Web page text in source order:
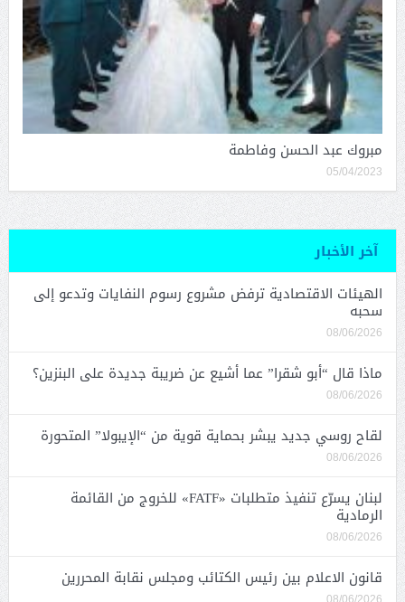
مبروك عبد الحسن وفاطمة
05/04/2023
آخر الأخبار
الهيئات الاقتصادية ترفض مشروع رسوم النفايات وتدعو إلى
سحبه
08/06/2026
ماذا قال “أبو شقرا” عما أشيع عن ضريبة جديدة على البنزين؟
08/06/2026
لقاح روسي جديد يبشر بحماية قوية من “الإيبولا” المتحورة
08/06/2026
لبنان يسرّع تنفيذ متطلبات «FATF» للخروج من القائمة
الرمادية
08/06/2026
قانون الاعلام بين رئيس الكتائب ومجلس نقابة المحررين